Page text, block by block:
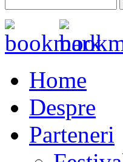
Home
Despre
Parteneri